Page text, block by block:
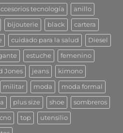
tu
outfit?
tecnología anillo
bijouterie black cartera
cuidado para la salud Diesel
estuche femenino
Jones jeans kimono
militar moda moda formal
plus size shoe sombreros
top utensilio